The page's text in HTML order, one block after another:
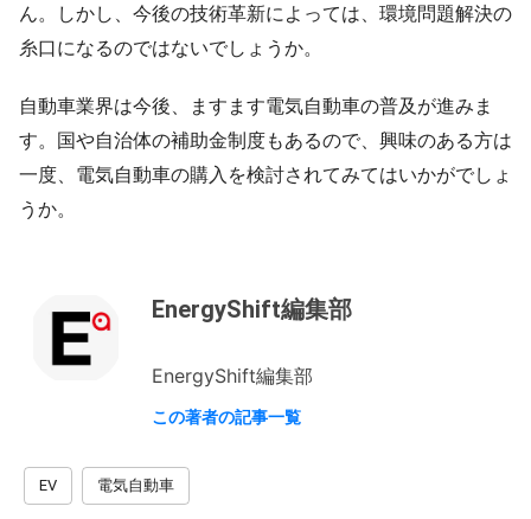
ん。しかし、今後の技術革新によっては、環境問題解決の
糸口になるのではないでしょうか。
自動車業界は今後、ますます電気自動車の普及が進みま
す。国や自治体の補助金制度もあるので、興味のある方は
一度、電気自動車の購入を検討されてみてはいかがでしょ
うか。
EnergyShift編集部
EnergyShift編集部
この著者の記事一覧
EV 電気自動車